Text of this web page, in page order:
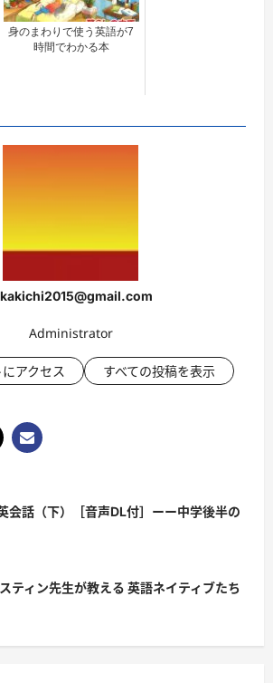
身のまわりで使う英語が7
時間でわかる本
Administrator
アクセス すべての投稿を表示
会話（下）［音声DL付］ーー中学後半の
ティン先生が教える 英語ネイティブたち